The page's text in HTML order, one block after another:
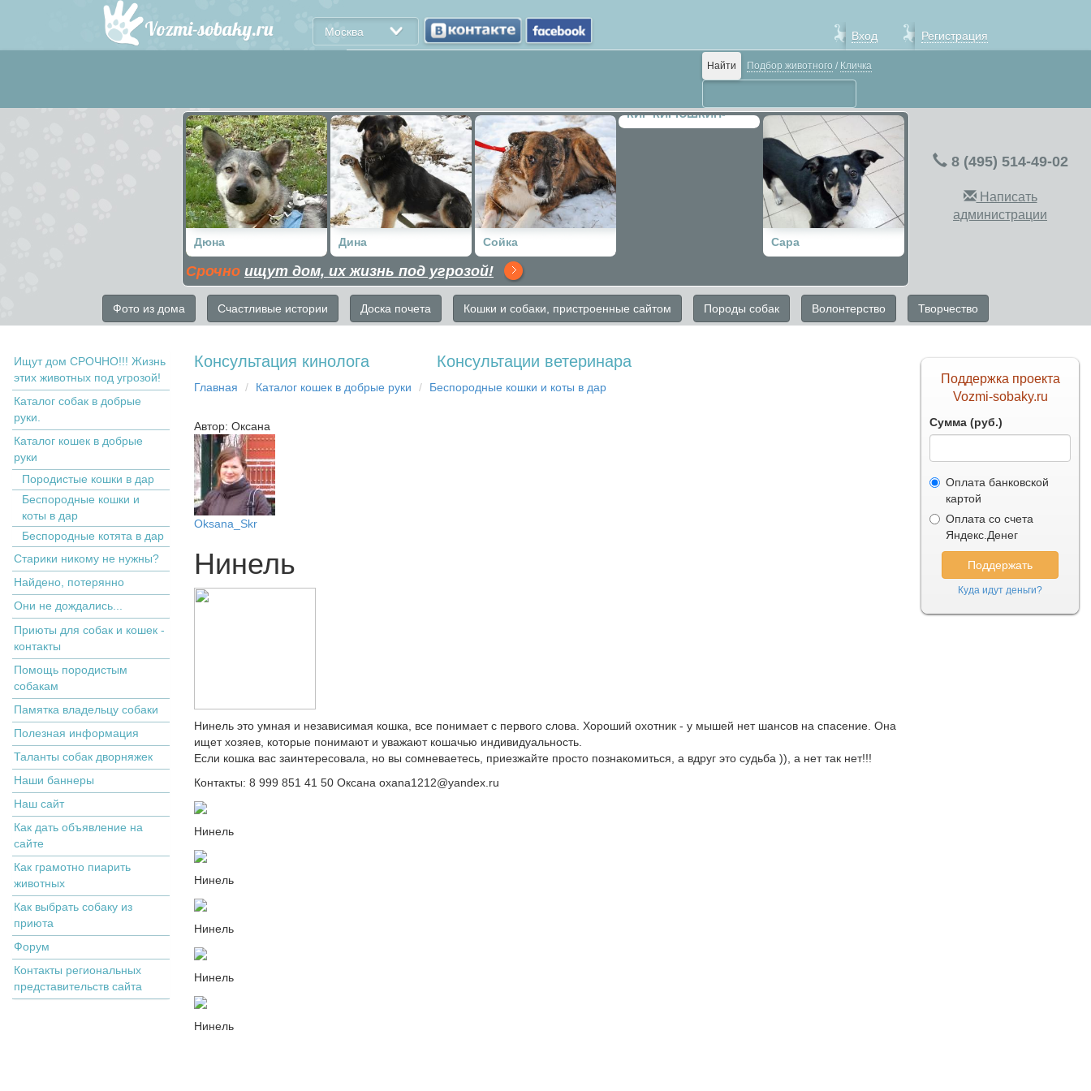
Москва Вход Регистрация
Найти Подбор животного / Кличка
Дюна Дина Сойка
КИР КИРЮШКИН-
Сара
Срочно ищут дом, их жизнь под угрозой!
8 (495) 514-49-02
Написать
администрации
Фото из дома Счастливые истории Доска почета Кошки и собаки, пристроенные сайтом Породы собак Волонтерство Творчество
Ищут дом СРОЧНО!!! Жизнь
этих животных под угрозой!
Каталог собак в добрые
руки.
Кaтaлoг кoшек в дoбрыe
рyки
Пopoдистыe кoшки в дaр
Бecпopoдныe кoшки и
коты в дap
Беспородные котята в дар
Старики никому не нужны?
Найдено, потерянно
Они не дождались...
Приюты для собак и кошек -
контакты
Помощь породистым
собакам
Памятка владельцу собаки
Полезная информация
Таланты собак дворняжек
Наши баннеры
Наш сайт
Как дать объявление на
сайте
Как грамотно пиарить
животных
Как выбрать собаку из
приюта
Форум
Контакты региональных
представительств сайта
Консультация кинолога Консультации ветеринара
Главная Кaтaлoг кoшек в дoбрыe рyки Бecпopoдныe кoшки и коты в дap
Автор: Оксана
Oksana_Skr
Нинель
Нинель это умная и независимая кошка, все понимает с первого слова. Хороший охотник - у мышей нет шансов на спасение. Она
ищет хозяев, которые понимают и уважают кошачью индивидуальность.
Если кошка вас заинтересовала, но вы сомневаетесь, приезжайте просто познакомиться, а вдруг это судьба )), а нет так нет!!!
Контакты: 8 999 851 41 50 Оксана oxana1212@yandex.ru
Нинель
Нинель
Нинель
Нинель
Нинель
Поддержка проекта
Vozmi-sobaky.ru
Сумма (руб.)
Оплата банковской
картой
Оплата со счета
Яндекс.Денег
Куда идут деньги?